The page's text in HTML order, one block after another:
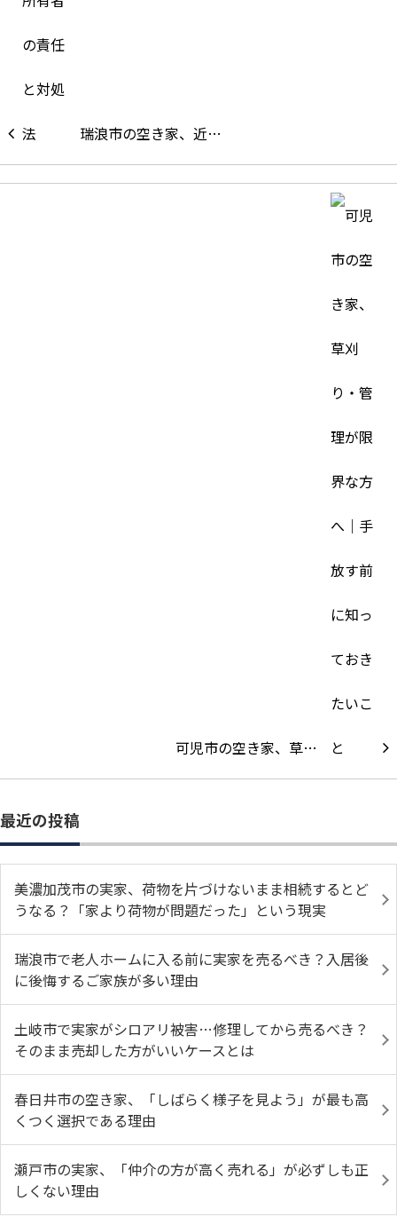
瑞浪市の空き家、近…
可児市の空き家、草…
最近の投稿
美濃加茂市の実家、荷物を片づけないまま相続するとど
うなる？「家より荷物が問題だった」という現実
瑞浪市で老人ホームに入る前に実家を売るべき？入居後
に後悔するご家族が多い理由
土岐市で実家がシロアリ被害…修理してから売るべき？
そのまま売却した方がいいケースとは
春日井市の空き家、「しばらく様子を見よう」が最も高
くつく選択である理由
瀬戸市の実家、「仲介の方が高く売れる」が必ずしも正
しくない理由